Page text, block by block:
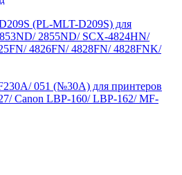
(PL-MLT-D209S) для
2855ND/ SCX-4824HN/
4826FN/ 4828FN/ 4828FNK/
051 (№30A) для принтеров
Canon LBP-160/ LBP-162/ MF-